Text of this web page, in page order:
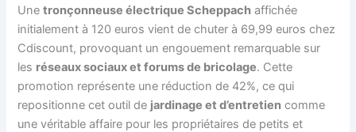
Unetronçonneuse électrique Scheppach affichée
initialement à 120 euros vient de chuter à 69,99 euros chez
Cdiscount, provoquant un engouement remarquable sur
les réseaux sociaux et forums de bricolage. Cette
promotion représente une réduction de 42%, ce qui
repositionne cet outil de jardinage et d’entretien comme
une véritable affaire pour les propriétaires de petits et